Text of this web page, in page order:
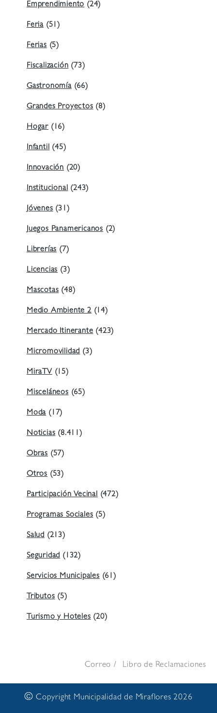
Emprendimiento (24)
Feria (51)
Ferias (5)
Fiscalización (73)
Gastronomía(66)
Grandes Proyectos (8)
Hogar (16)
Infantil (45)
Innovación (20)
Institucional (243)
Jóvenes (31)
Juegos Panamericanos (2)
Librerías (7)
Licencias (3)
Mascotas (48)
Medio Ambiente 2(14)
Mercado Itinerante (423)
Micromovilidad (3)
MiraTV (15)
Misceláneos (65)
Moda (17)
Noticias (8.411)
Obras (57)
Otros (53)
Participación Vecinal (472)
Programas Sociales (5)
Salud (213)
Seguridad (132)
Servicios Municipales (61)
Tributos (5)
Turismo y Hoteles (20)
Correo Libro de Reclamaciones
© Copyright Municipalidad de Miraflores 2026